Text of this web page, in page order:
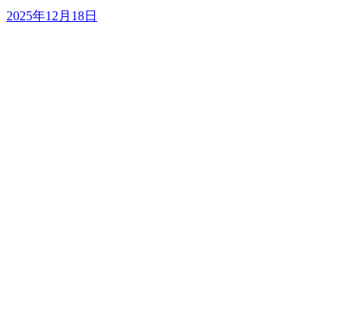
2025年12月18日